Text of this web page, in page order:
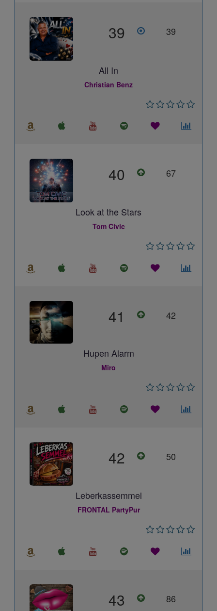
39 39
All In
Christian Benz
40 67
Look at the Stars
Tom Civic
41 42
Hupen Alarm
Miro
42 50
Leberkassemmel
FRONTAL PartyPur
43 86